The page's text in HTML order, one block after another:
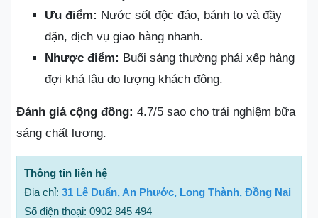
Ưu điểm: Nước sốt độc đáo, bánh to và đầy
đặn, dịch vụ giao hàng nhanh.
Nhược điểm: Buổi sáng thường phải xếp hàng
đợi khá lâu do lượng khách đông.
Đánh giá cộng đồng: 4.7/5 sao cho trải nghiệm bữa
sáng chất lượng.
Thông tin liên hệ
Địa chỉ: 31 Lê Duẩn, An Phước, Long Thành, Đồng Nai
Số điện thoại: 0902 845 494